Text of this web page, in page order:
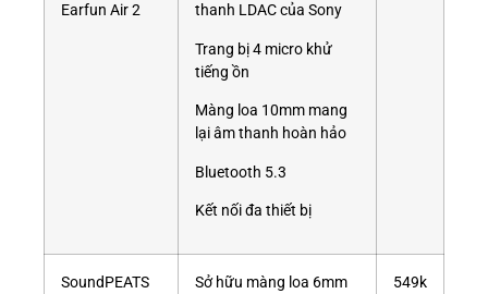
Earfun Air 2
thanh LDAC của Sony
Trang bị 4 micro khử
tiếng ồn
Màng loa 10mm mang
lại âm thanh hoàn hảo
Bluetooth 5.3
Kết nối đa thiết bị
SoundPEATS
Sở hữu màng loa 6mm 549k